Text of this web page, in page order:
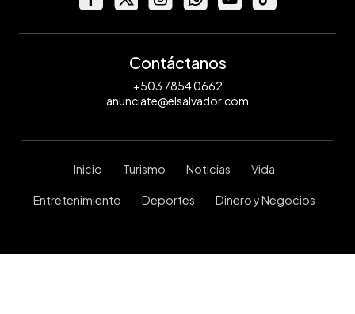
Contáctanos
+503 7854 0662
anunciate@elsalvador.com
Inicio Turismo Noticias Vida
Entretenimiento Deportes Dinero y Negocios